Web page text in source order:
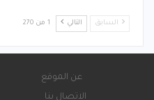
السابق التالي 1 من 270
عن الموقع
الاتصال بنا